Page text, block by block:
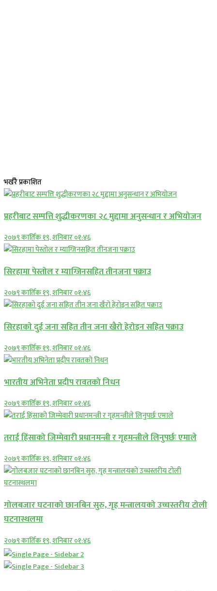
भर्खरै प्रकाशित
प्रहरीबाट सम्पत्ति शुद्धीकरणका २८ मुद्दामा अनुसन्धान र अभियोजन
२०७९ कार्तिक १९, शनिबार ०१:४६
सिरहामा पेस्तोल र म्याग्जिनसहित तीनजना पक्राउ
२०७९ कार्तिक १९, शनिबार ०१:४६
सिरहाकाे दुई जना सहित तीन जना खैरो हेरोइन सहित पक्राउ
२०७९ कार्तिक १९, शनिबार ०१:४६
भारतीय अभिनेता प्रदीप रावतको निधन
२०७९ कार्तिक १९, शनिबार ०१:४६
तराई हिंसाको जिम्मेवारी प्रधानमन्त्री र गृहमन्त्रीले लिनुपर्छः एमाले
२०७९ कार्तिक १९, शनिबार ०१:४६
गोलबजार घटनाको छानबिन सुरु, गृह मन्त्रालयको उच्चस्तरीय टोली
घटनास्थलमा
२०७९ कार्तिक १९, शनिबार ०१:४६